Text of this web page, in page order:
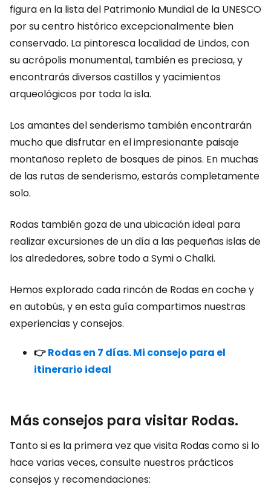
figura en la lista del Patrimonio Mundial de la UNESCO
por su centro histórico excepcionalmente bien
conservado. La pintoresca localidad de Lindos, con
su acrópolis monumental, también es preciosa, y
encontrarás diversos castillos y yacimientos
arqueológicos por toda la isla.
Los amantes del senderismo también encontrarán
mucho que disfrutar en el impresionante paisaje
montañoso repleto de bosques de pinos. En muchas
de las rutas de senderismo, estarás completamente
solo.
Rodas también goza de una ubicación ideal para
realizar excursiones de un día a las pequeñas islas de
los alrededores, sobre todo a Symi o Chalki.
Hemos explorado cada rincón de Rodas en coche y
en autobús, y en esta guía compartimos nuestras
experiencias y consejos.
👉Rodas en 7 días. Mi consejo para el
itinerario ideal
Más consejos para visitar Rodas.
Tanto si es la primera vez que visita Rodas como si lo
hace varias veces, consulte nuestros prácticos
consejos y recomendaciones: